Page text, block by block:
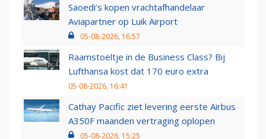
Saoedi’s kopen vrachtafhandelaar
Aviapartner op Luik Airport
05-08-2026, 16:57
Raamstoeltje in de Business Class? Bij
Lufthansa kost dat 170 euro extra
05-08-2026, 16:41
Cathay Pacific ziet levering eerste Airbus
A350F maanden vertraging oplopen
05-08-2026, 15:25